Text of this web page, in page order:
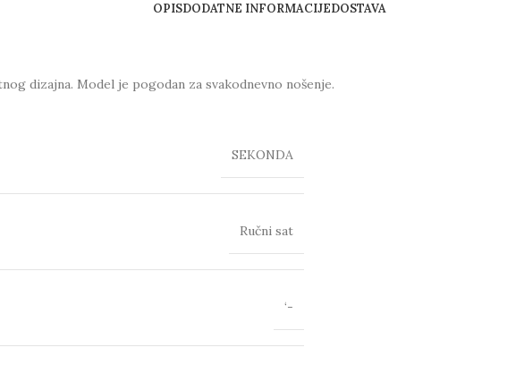
OPISDODATNE INFORMACIJEDOSTAVA
dizajna. Model je pogodan za svakodnevno nošenje.
SEKONDA
Ručni sat
‘-